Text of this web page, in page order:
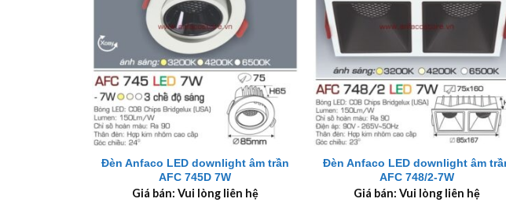
+
Đèn Anfaco LED downlight âm trần
AFC 745D 7W
Giá bán: Vui lòng liên hệ
+
Đèn Anfaco LED downlight âm
AFC 748/2-7W
Giá bán: Vui lòng liên hệ